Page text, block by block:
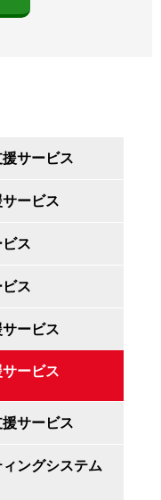
サービス
ービス
ス
ス
ービス
ービス
サービス
ングシステム